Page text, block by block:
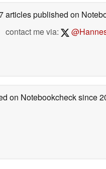
articles published on
contact me via:
on Notebookchecksince